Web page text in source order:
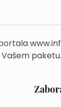
paketu.